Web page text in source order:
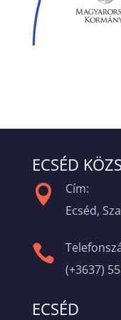
ECSÉD

Cím:
Ecséd,

(+3637)
ECSÉD